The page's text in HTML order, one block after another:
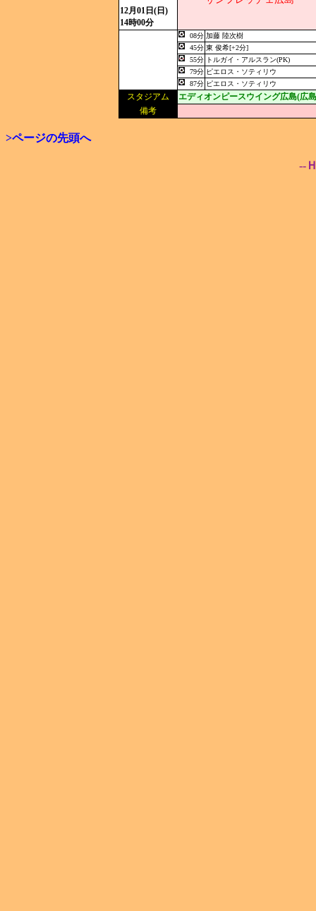
12月01日(日)
14時00分
08分 加藤 陸次樹
45分 東 俊希[+2分]
55分 トルガイ・アルスラン(PK)
79分 ピエロス・ソティリウ
87分 ピエロス・ソティリウ
スタジアム
エディオンピースウイング広島(広
備考
>ページの先頭へ
--